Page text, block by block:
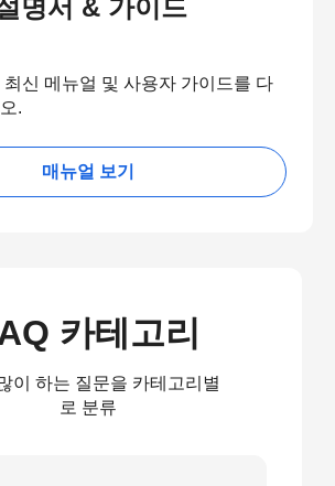
명서 & 가이드
최신 메뉴얼 및 사용자 가이드를 다
.
매뉴얼 보기
카테고리
이 하는 질문을 카테고리별
로 분류